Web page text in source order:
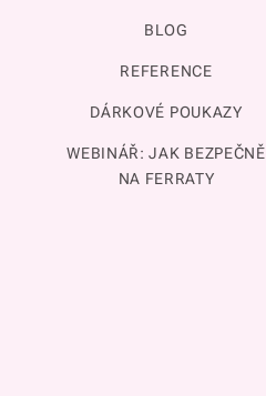
BLOG
REFERENCE
DÁRKOVÉ POUKAZY
WEBINÁŘ: JAK BEZPEČNĚ
NA FERRATY